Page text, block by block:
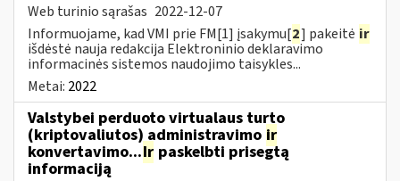
Web turinio sąrašas 2022-12-07
Informuojame, kad VMI prie FM[1] įsakymu[2] pakeitė ir
išdėstė nauja redakcija Elektroninio deklaravimo
informacinės sistemos naudojimo taisykles...
Metai: 2022
Valstybei perduoto virtualaus turto
(kriptovaliutos) administravimo ir
konvertavimo...Ir paskelbti prisegtą
informaciją